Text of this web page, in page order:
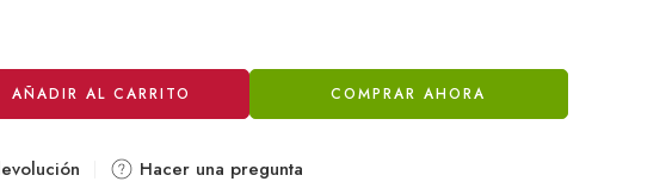
AÑADIR AL CARRITO COMPRAR AHORA
Hacer una pregunta